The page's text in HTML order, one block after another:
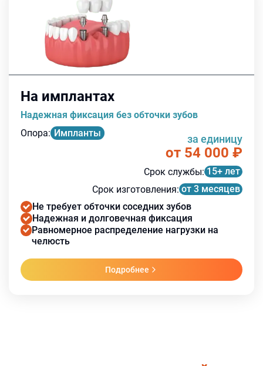
На имплантах
Надежная фиксация без обточки зубов
Опора: Импланты
от 54 000 ₽
за единицу
Срок службы: 15+ лет
Срок изготовления: от 3 месяцев
Не требует обточки соседних зубов
Надежная и долговечная фиксация
Равномерное распределение нагрузки на
челюсть
Подробнее